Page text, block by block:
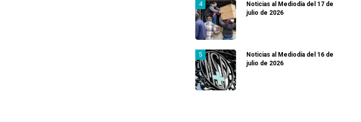
Noticias al Mediodía del 17 de
julio de 2026
Noticias al Mediodía del 16 de
julio de 2026